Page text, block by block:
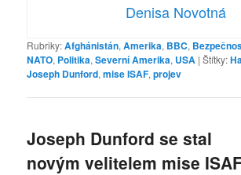
Denisa Novotná
Rubriky:Afghánistán,Amerika, BBC,
NATO, Politika,Severní Amerika, USA |Štítky:
Joseph Dunford,mise ISAF,projev
Joseph Dunford se stal
novým velitelem mise